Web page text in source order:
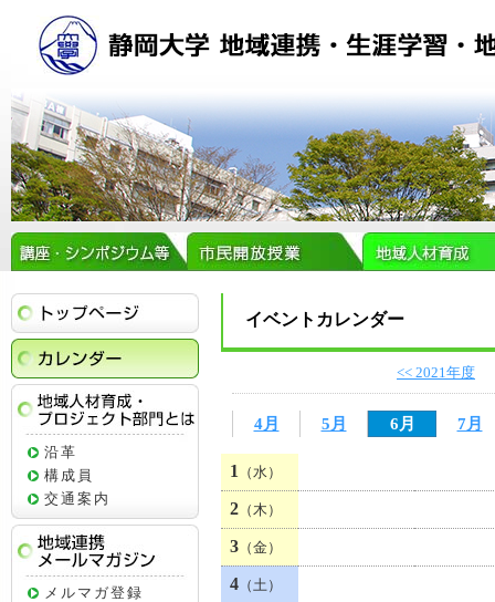
イベントカレンダー
<< 2021年度
4月 5月 6月 7月
1 （水）
2 （木）
3 （金）
4 （土）
イベントカレンダー
地域人材育成・プロジェクト部門とは
沿革
構成員
交通案内
地域連携メールマガジン
メルマガ登録